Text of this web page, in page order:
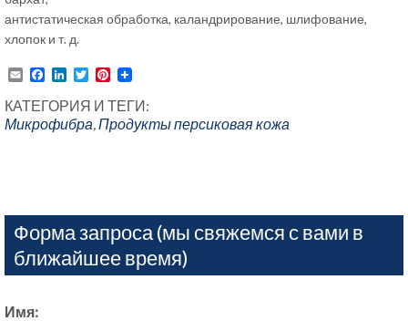
антистатическая обработка, каландрирование, шлифование,
хлопок и т. д.
EmailFacebook
LinkedIn
TwitterPinterest
КАТЕГОРИЯ И ТЕГИ:
Микрофибра,Продуктыперсиковая кожа
Форма запроса (мы свяжемся с вами в
ближайшее время)
Имя: